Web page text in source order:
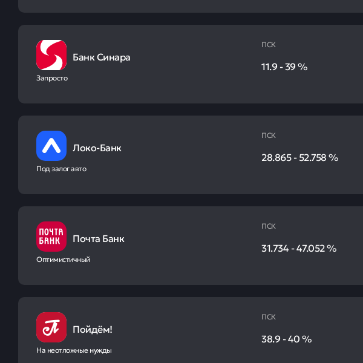
Банк Синара
Запросто
ПСК
11.9-39%
Локо-Банк
Под залог авто
ПСК
28.865-52.758%
Почта Банк
Оптимистичный
ПСК
31.734-47.052%
Пойдём!
На неотложные нужды
ПСК
38.9-40%